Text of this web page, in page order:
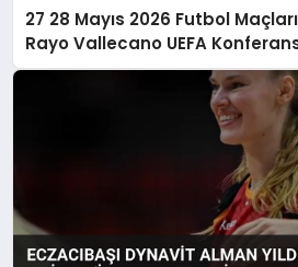
27 28 Mayıs 2026 Futbol
Rayo Vallecano UEFA